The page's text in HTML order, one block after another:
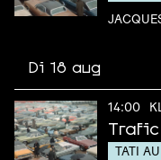
Di 18 aug
14:00
Trafic
TATI